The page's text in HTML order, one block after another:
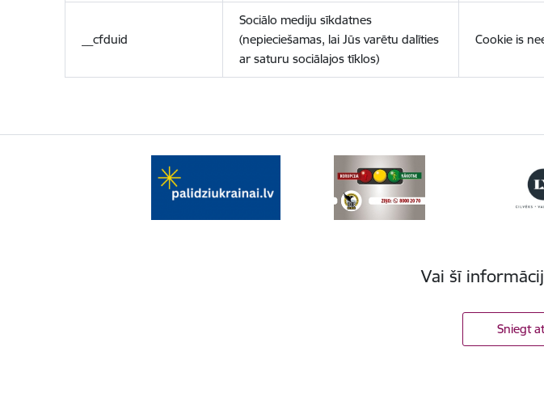
__cfduid
Sociālo mediju sīkdatnes
(nepieciešamas, lai Jūs varētu dalīties
ar saturu sociālajos tīklos)
Cookie is
Vai šī
Sniegt